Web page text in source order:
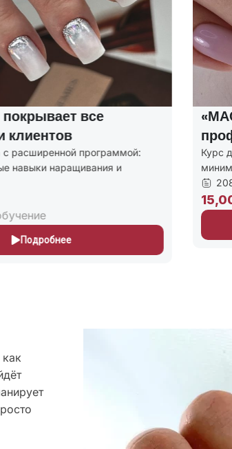
все
клиентов
расширенной программой:
навыки наращивания и
Подробнее
Курс
208